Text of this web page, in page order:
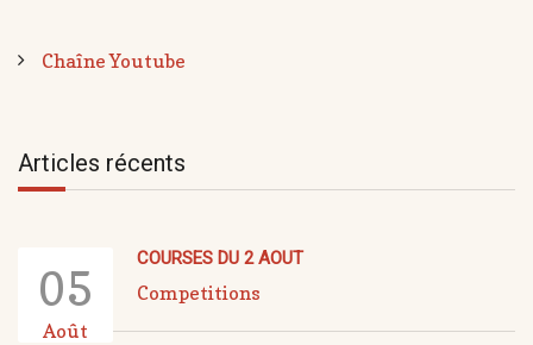
Chaîne Youtube
Articles récents
05
Août
COURSES DU 2 AOUT
Competitions